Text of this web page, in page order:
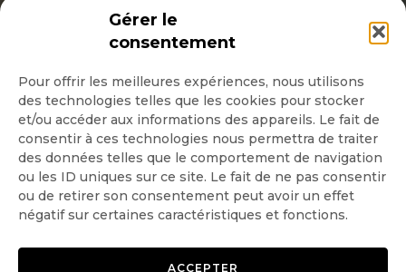
Gérer le
consentement
Pour offrir les meilleures expériences, nous utilisons
des technologies telles que les cookies pour stocker
et/ou accéder aux informations des appareils. Le fait de
consentir à ces technologies nous permettra de traiter
des données telles que le comportement de navigation
ou les ID uniques sur ce site. Le fait de ne pas consentir
ou de retirer son consentement peut avoir un effet
négatif sur certaines caractéristiques et fonctions.
ACCEPTER
INSCRIPTION NEWSLETTER
Quotidienne
Hebdo
OK